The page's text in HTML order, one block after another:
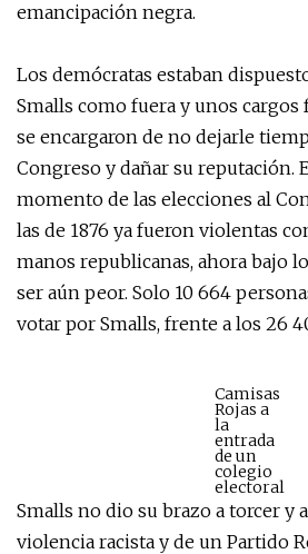
emancipación negra.
Los demócratas estaban
Smalls como fuera y unos
se encargaron de no dejarle
Congreso y dañar su reputación.
momento de las elecciones al
las de 1876 ya fueron violentas
manos republicanas, ahora bajo
ser aún peor. Solo 10 664
votar por Smalls, frente a los 26
Camisas
Rojas a
la
entrada
de un
colegio
electoral
Smalls no dio su brazo a torcer y
violencia racista y de un Partido